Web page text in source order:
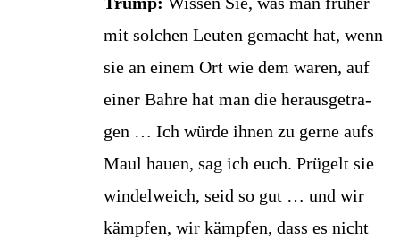
mit sol­chen Leu­ten gemacht hat, wenn
sie an einem Ort wie dem waren, auf
einer Bah­re hat man die her­aus­ge­tra­
gen … Ich wür­de ihnen zu ger­ne aufs
Maul hau­en, sag ich euch. Prü­gelt sie
win­del­weich, seid so gut … und wir
kämp­fen, wir kämp­fen, dass es nicht